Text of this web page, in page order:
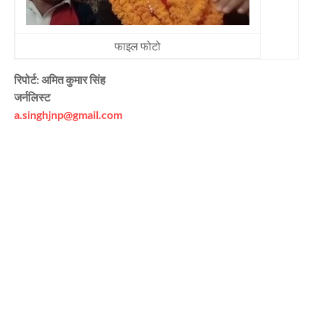
फाइल फोटो
रिपोर्ट: अमित कुमार सिंह
जर्नलिस्ट
a.singhjnp@gmail.com